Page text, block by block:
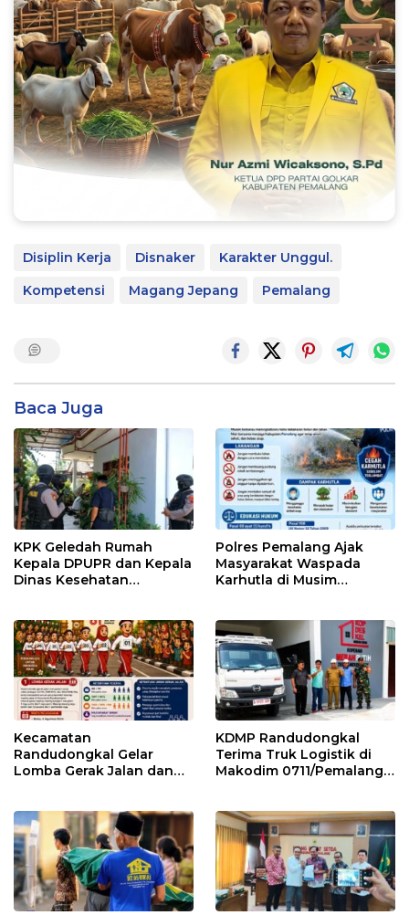
Disiplin Kerja Disnaker
Karakter Unggul.
Kompetensi
Magang Jepang Pemalang
Baca Juga
KPK Geledah Rumah
Kepala DPUPR dan Kepala
Dinas Kesehatan
Polres Pemalang Ajak
Masyarakat Waspada
Karhutla di Musim
Kecamatan
Randudongkal Gelar
Lomba Gerak Jalan dan
KDMP Randudongkal
Terima Truk Logistik di
Makodim 0711/Pemalang